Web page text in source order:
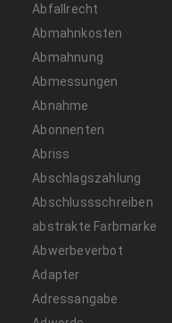
Abfallrecht
Abmahnkosten
Abmahnung
Abmessungen
Abnahme
Abonnenten
Abriss
Abschlagszahlung
Abschlussschreiben
abstrakte Farbmarke
Abwerbeverbot
Adapter
Adressangabe